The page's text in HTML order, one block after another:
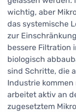
wichtig, aber
das systemische
zur
bessere Filtration
biologisch
sind Schritte, die
Industrie kommen
arbeitet aktiv an
zugesetztem